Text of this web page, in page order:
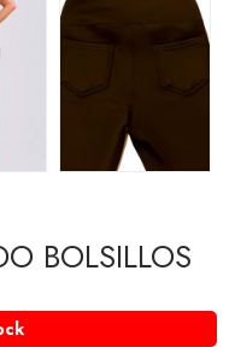
BOLSILLOS